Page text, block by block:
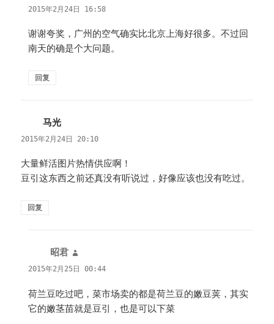
道：
2015年2月24日 16:58
谢谢夸奖，广州的空气确实比北京上海好很多。不过回
南天的确是个大问题。
回复
马光
道：
2015年2月24日 20:10
大量鲜活图片热情供应啊！
豆引这东西之前还真没有听说过，好像应该也没有吃过。
回复
昭君
道：
2015年2月25日 00:44
荷兰豆吃过吧，菜市场卖的都是荷兰豆的嫩豆荚，其实
它的嫩茎苗就是豆引，也是可以下菜